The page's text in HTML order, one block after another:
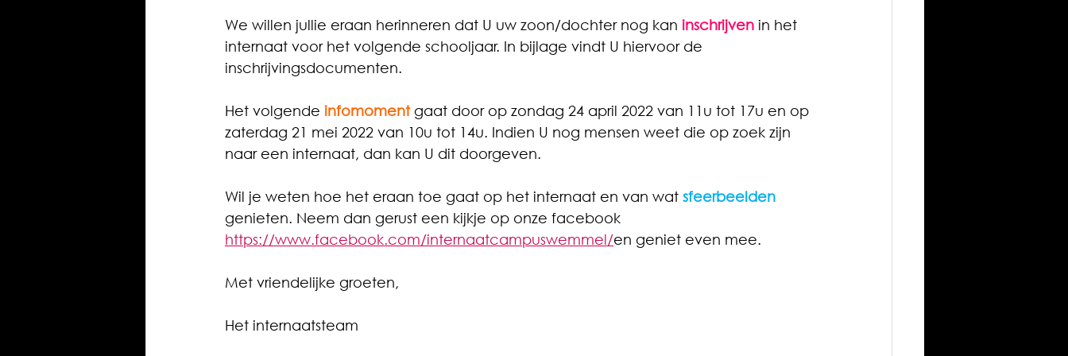
We willen jullie eraan herinneren dat U uw zoon/dochter nog kan inschrijven in het
internaat voor het volgende schooljaar. In bijlage vindt U hiervoor de
inschrijvingsdocumenten.
Het volgende infomoment gaat door op zondag 24 april 2022 van 11u tot 17u en op
zaterdag 21 mei 2022 van 10u tot 14u. Indien U nog mensen weet die op zoek zijn
naar een internaat, dan kan U dit doorgeven.
Wil je weten hoe het eraan toe gaat op het internaat en van wat sfeerbeelden
genieten. Neem dan gerust een kijkje op onze facebook
https://www.facebook.com/internaatcampuswemmel/en geniet even mee.
Met vriendelijke groeten,
Het internaatsteam